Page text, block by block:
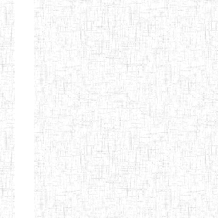
Début Préc. 1 2 3 4 5
6
Suivant
Fin
Etablissements
d'enseignement
secondaire
technique
et
professionnel